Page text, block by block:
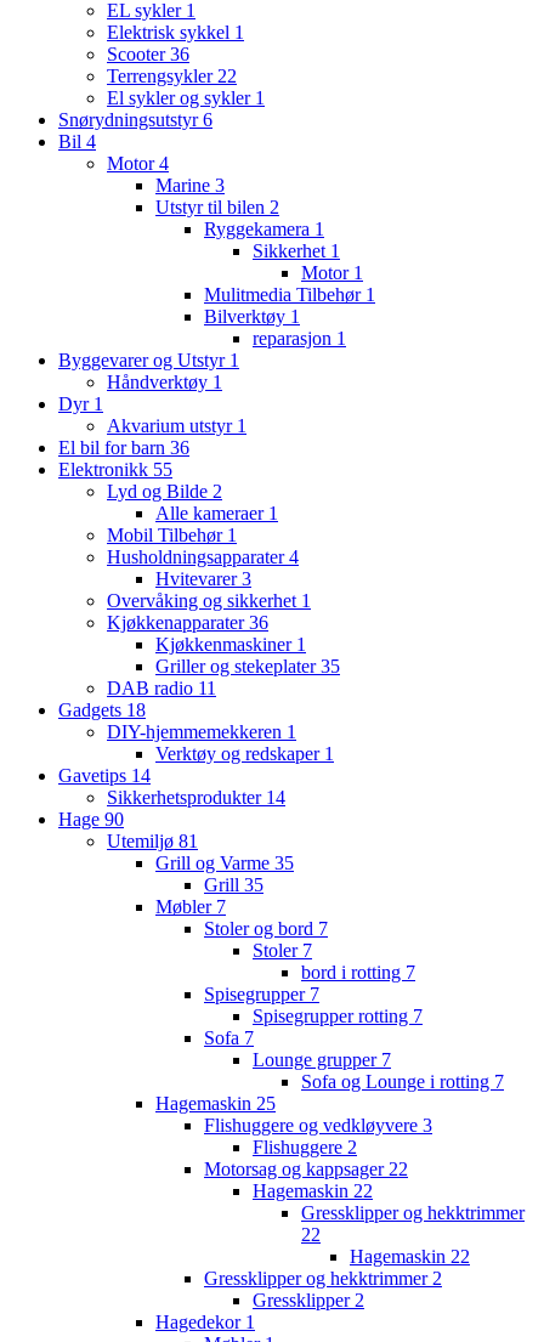
EL sykler 1
Elektrisk sykkel 1
Scooter36
Terrengsykler 22
El sykler og sykler 1
Snørydningsutstyr6
Bil 4
Motor4
Marine 3
Utstyr til bilen 2
Ryggekamera 1
Sikkerhet 1
Motor 1
Mulitmedia Tilbehør 1
Bilverktøy 1
reparasjon 1
Byggevarer og Utstyr 1
Håndverktøy 1
Dyr 1
Akvarium utstyr 1
El bil for barn 36
Elektronikk 55
Lyd og Bilde 2
Alle kameraer 1
Mobil Tilbehør 1
Husholdningsapparater4
Hvitevarer3
Overvåking og sikkerhet 1
Kjøkkenapparater36
Kjøkkenmaskiner 1
Griller og stekeplater35
DAB radio 11
Gadgets 18
DIY-hjemmemekkeren 1
Verktøy og redskaper 1
Gavetips 14
Sikkerhetsprodukter 14
Hage 90
Utemiljø 81
Grill og Varme 35
Grill 35
Møbler 7
Stoler og bord 7
Stoler 7
bord i rotting 7
Spisegrupper 7
Spisegrupper rotting 7
Sofa 7
Lounge grupper 7
Sofa og Lounge i rotting 7
Hagemaskin 25
Flishuggere og vedkløyvere 3
Flishuggere 2
Motorsag og kappsager 22
Hagemaskin 22
Gressklipper og hekktrimmer
22
Hagemaskin 22
Gressklipper og hekktrimmer 2
Gressklipper 2
Hagedekor 1